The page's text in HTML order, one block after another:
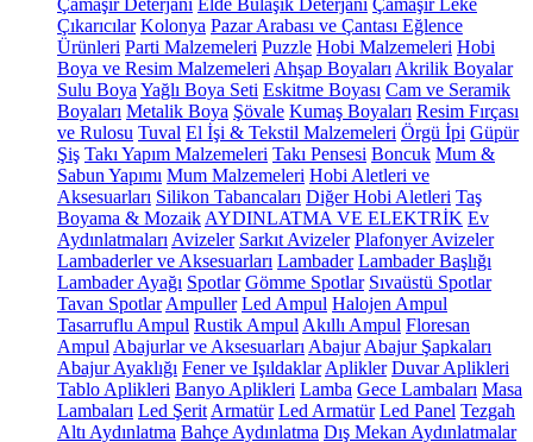
Çamaşır Deterjanı Elde Bulaşık Deterjanı Çamaşır Leke
Çıkarıcılar Kolonya Pazar Arabası ve Çantası Eğlence
Ürünleri Parti Malzemeleri Puzzle Hobi Malzemeleri Hobi
Boya ve Resim Malzemeleri Ahşap Boyaları Akrilik Boyalar
Sulu Boya Yağlı Boya Seti Eskitme Boyası Cam ve Seramik
Boyaları Metalik Boya Şövale Kumaş Boyaları Resim Fırçası
ve Rulosu Tuval El İşi & Tekstil Malzemeleri Örgü İpi Güpür
Şiş Takı Yapım Malzemeleri Takı Pensesi Boncuk Mum &
Sabun Yapımı Mum Malzemeleri Hobi Aletleri ve
Aksesuarları Silikon Tabancaları Diğer Hobi Aletleri Taş
Boyama & Mozaik AYDINLATMA VE ELEKTRİK Ev
Aydınlatmaları Avizeler Sarkıt Avizeler Plafonyer Avizeler
Lambaderler ve Aksesuarları Lambader Lambader Başlığı
Lambader Ayağı Spotlar Gömme Spotlar Sıvaüstü Spotlar
Tavan Spotlar Ampuller Led Ampul Halojen Ampul
Tasarruflu Ampul Rustik Ampul Akıllı Ampul Floresan
Ampul Abajurlar ve Aksesuarları Abajur Abajur Şapkaları
Abajur Ayaklığı Fener ve Işıldaklar Aplikler Duvar Aplikleri
Tablo Aplikleri Banyo Aplikleri Lamba Gece Lambaları Masa
Lambaları Led Şerit Armatür Led Armatür Led Panel Tezgah
Altı Aydınlatma Bahçe Aydınlatma Dış Mekan Aydınlatmalar